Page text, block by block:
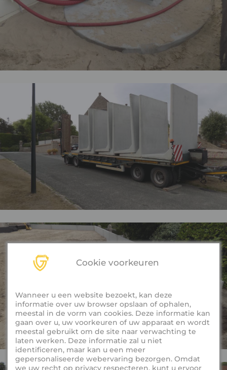
Cookie voorkeuren
Wanneer u een website bezoekt, kan deze
informatie over uw browser opslaan of ophalen,
meestal in de vorm van cookies. Deze informatie kan
gaan over u, uw voorkeuren of uw apparaat en wordt
meestal gebruikt om de site naar verwachting te
laten werken. Deze informatie zal u niet
identificeren, maar kan u een meer
gepersonaliseerde webervaring bezorgen. Omdat
we uw recht op privacy respecteren, kunt u ervoor